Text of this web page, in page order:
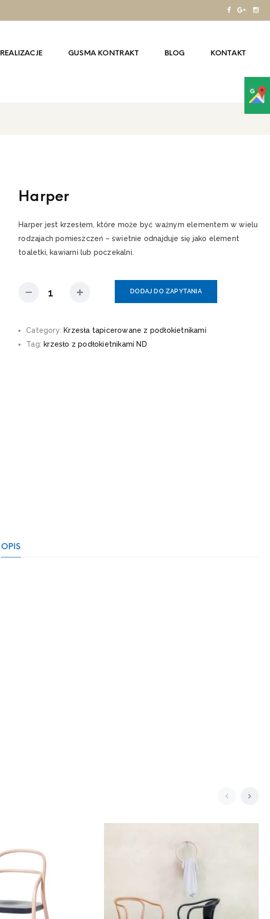
REALIZACJE GUSMA KONTRAKT BLOG KONTAKT
Harper
Harper jest krzesłem, które może być ważnym elementem w wielu
rodzajach pomieszczeń – świetnie odnajduje się jako element
toaletki, kawiarni lub poczekalni.
DODAJ DO ZAPYTANIA
Category: Krzesła tapicerowane z podłokietnikami
Tag: krzesło z podłokietnikami ND
OPIS